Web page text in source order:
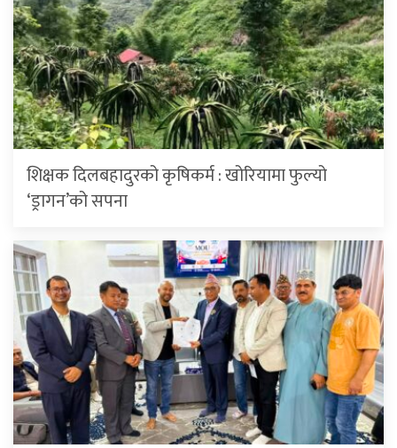
शिक्षक दिलबहादुरको कृषिकर्म : खोरियामा फुल्यो
‘ड्रागन’को सपना